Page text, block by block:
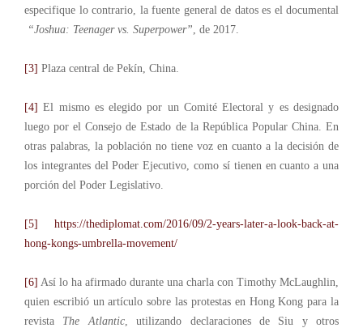
especifique lo contrario, la fuente general de datos es el documental
“Joshua: Teenager vs. Superpower”, de 2017.
[3] Plaza central de Pekín, China.
[4] El mismo es elegido por un Comité Electoral y es designado
luego por el Consejo de Estado de la República Popular China. En
otras palabras, la población no tiene voz en cuanto a la decisión de
los integrantes del Poder Ejecutivo, como sí tienen en cuanto a una
porción del Poder Legislativo.
[5]
https://thediplomat.com/2016/09/2-years-later-a-look-back-at-
hong-kongs-umbrella-movement/
[6] Así lo ha afirmado durante una charla con Timothy McLaughlin,
quien escribió un artículo sobre las protestas en Hong Kong para la
revista The Atlantic, utilizando declaraciones de Siu y otros